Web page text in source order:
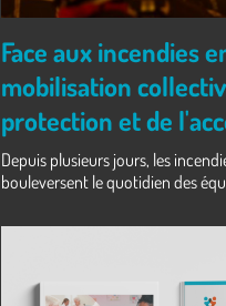
Face aux incendies
mobilisation
protection et de
Depuis plusieurs jours, les
bouleversent le quotidien des